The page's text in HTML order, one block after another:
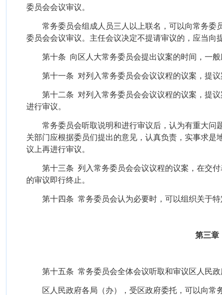
委员会会议审议。
常务委员会组成人员三人以上联名，可以向常务
委员会会议审议。主任会议决定不提请审议的，应当向
第十条 向区人大常务委员会提出议案的时间，一
第十一条 对列入常务委员会会议议程的议案，提
第十二条 对列入常务委员会会议议程的议案，提
进行审议。
常务委员会听取说明和进行审议后，认为有重大
关部门应根据委员们提出的意见，认真负责，实事求
议上再进行审议。
第十三条 列入常务委员会会议议程的议案，在交
的审议即行终止。
第十四条 常务委员会认为必要时，可以组织关于
第三章
第十五条 常务委员会全体会议听取和审议区人民
区人民政府各局（办），受区政府委托，可以向常